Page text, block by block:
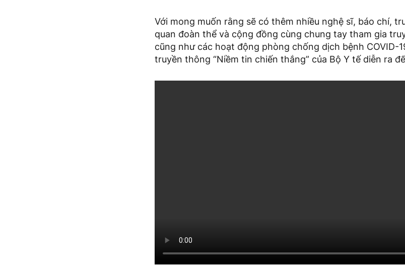
Với mong muốn rằng sẽ có thêm nhiều nghệ sĩ, báo chí,
quan đoàn thể và cộng đồng cùng chung tay tham gia
cũng như các hoạt động phòng chống dịch bệnh COVID-
truyền thông “Niềm tin chiến thắng” của Bộ Y tế diễn ra